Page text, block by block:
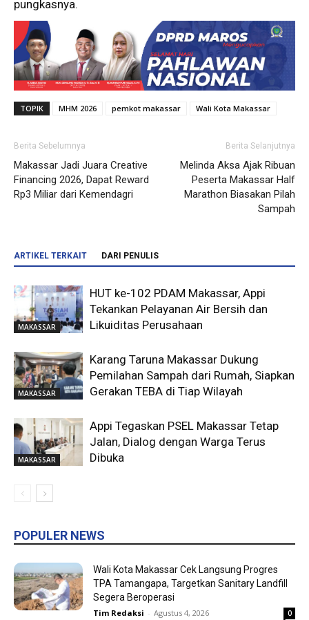
pungkasnya.
TOPIK MHM 2026 pemkot makassar Wali Kota Makassar
Berita Sebelumnya
Makassar Jadi Juara Creative
Financing 2026, Dapat Reward
Rp3 Miliar dari Kemendagri
Berita Selanjutnya
Melinda Aksa Ajak Ribuan
Peserta Makassar Half
Marathon Biasakan Pilah
Sampah
ARTIKEL TERKAIT DARI PENULIS
MAKASSAR
HUT ke-102 PDAM Makassar, Appi
Tekankan Pelayanan Air Bersih dan
Likuiditas Perusahaan
MAKASSAR
Karang Taruna Makassar Dukung
Pemilahan Sampah dari Rumah, Siapkan
Gerakan TEBA di Tiap Wilayah
MAKASSAR
Appi Tegaskan PSEL Makassar Tetap
Jalan, Dialog dengan Warga Terus
Dibuka
POPULER NEWS
Wali Kota Makassar Cek Langsung Progres
TPA Tamangapa, Targetkan Sanitary Landfill
Segera Beroperasi
Tim Redaksi - Agustus 4, 2026 0